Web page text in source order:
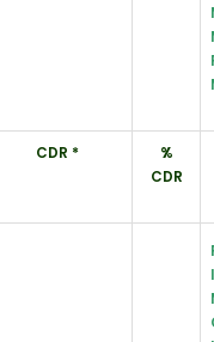
CDR *
%
CDR